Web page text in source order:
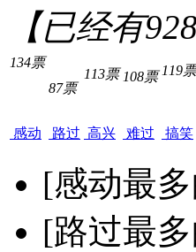
【已经有928
134票
感动
87票
路过
113票
高兴
108票
难过
119票
搞笑
[感动最
[路过最